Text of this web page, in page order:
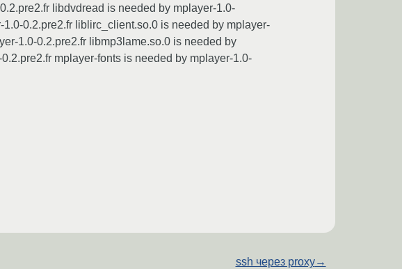
libdvdread is needed by mplayer-1.0-
0.2.pre2.fr liblirc_client.so.0 is needed by mplayer-
1.0-0.2.pre2.fr libmp3lame.so.0 is needed by
mplayer-fonts is needed by mplayer-1.0-
ssh через proxy→